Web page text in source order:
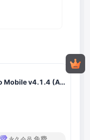
水果安卓版 Image-Line FL Studio Mobile v4.1.4 (All Unlocked) for Android